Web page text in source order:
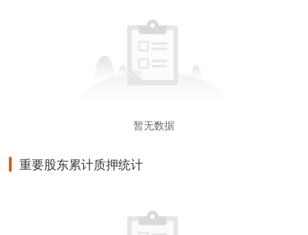
暂无数据
重要股东累计质押统计